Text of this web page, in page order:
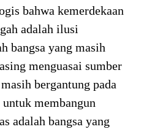
bahwa kemerdekaan
adalah ilusi
bangsa yang masih
menguasai sumber
bergantung pada
membangun
adalah bangsa yang